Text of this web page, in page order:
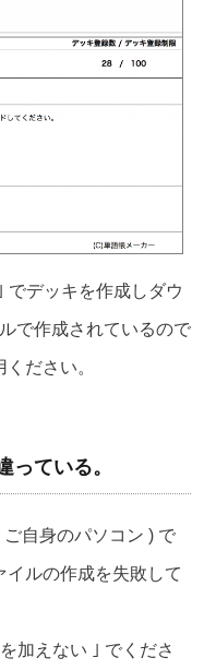
でデッキを作成しダウ
で作成されているので
ださい。
っている。
自身のパソコン ) で
ルの作成を失敗して
加えない ｣ でくださ